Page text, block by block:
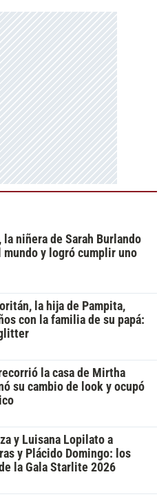
niñera de Sarah Burlando
mundo y logró cumplir uno
la hija de Pampita,
con la familia de su papá:
la casa de Mirtha
su cambio de look y ocupó
y Luisana Lopilato a
y Plácido Domingo: los
la Gala Starlite 2026